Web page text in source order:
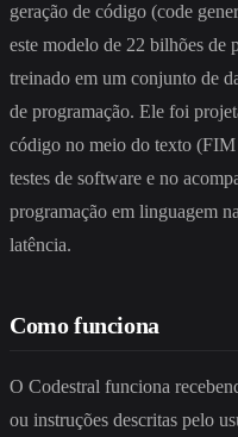
geração de código (code
este modelo de 22 bilhões de
treinado em um conjunto de
de programação. Ele foi
código no meio do texto
testes de software e no
programação em linguagem
latência.
Como funciona
O Codestral funciona
ou instruções descritas pelo